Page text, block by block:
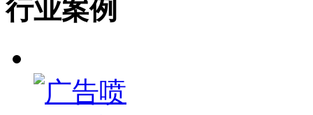
行业案例